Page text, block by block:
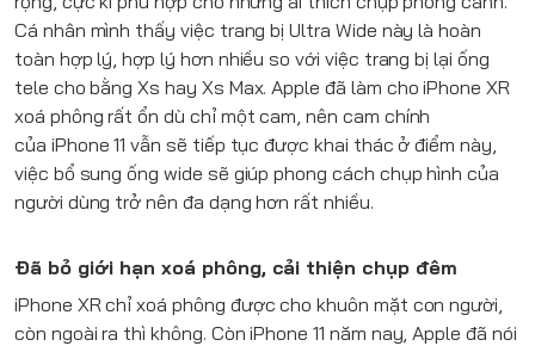
Cá nhân mình thấy việc trang bị Ultra Wide này là hoàn
toàn hợp lý, hợp lý hơn nhiều so với việc trang bị lại ống
tele cho bằng Xs hay Xs Max. Apple đã làm choiPhone XR
xoá phông rất ổn dù chỉ một cam, nên cam chính
của iPhone 11 vẫn sẽ tiếp tục được khai thác ở điểm này,
việc bổ sung ống wide sẽ giúp phong cách chụp hình của
người dùng trở nên đa dạng hơn rất nhiều.
Đã bỏ giới hạn xoá phông, cải thiện chụp đêm
iPhone XRchỉ xoá phông được cho khuôn mặt con người,
còn ngoài ra thì không. CòniPhone 11 năm nay,Appleđã nói